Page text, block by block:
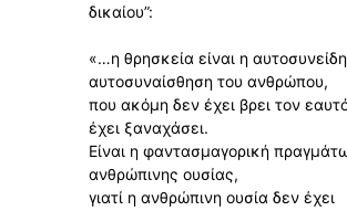
δικαίου”:
«…η θρησκεία είναι η
αυτοσυναίσθηση του ανθρώπου,
που ακόμη δεν έχει βρει τον
έχει ξαναχάσει.
Είναι η φαντασμαγορική
ανθρώπινης ουσίας,
γιατί η ανθρώπινη ουσία δεν έχει